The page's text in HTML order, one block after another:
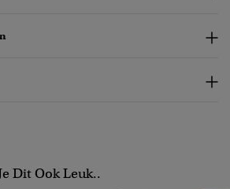
Dit Ook Leuk..